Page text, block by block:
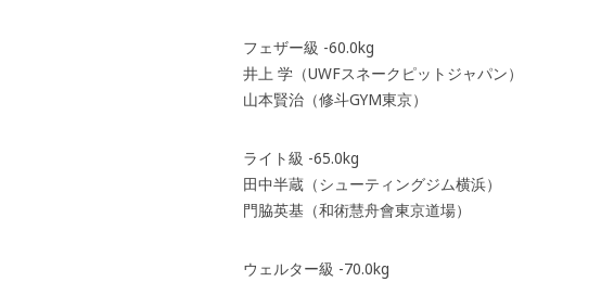
フェザー級 -60.0kg
井上 学（UWFスネークピットジャパン）
山本賢治（修斗GYM東京）
ライト級 -65.0kg
田中半蔵（シューティングジム横浜）
門脇英基（和術慧舟會東京道場）
ウェルター級 -70.0kg